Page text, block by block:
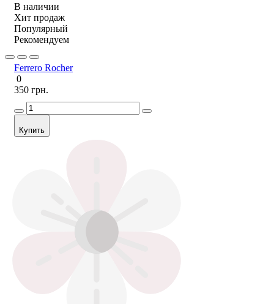
В наличии
Хит продаж
Популярный
Рекомендуем
Ferrero Rocher
0
350 грн.
Купить